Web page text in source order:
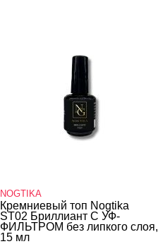
NOGTIKA
Кремниевый топ Nogtika
ST02 Бриллиант С УФ-
ФИЛЬТРОМ без липкого слоя,
15 мл